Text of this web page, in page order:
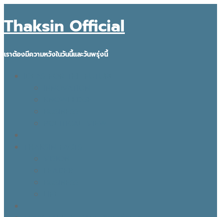
Thaksin Official
เราต้องมีความหวังในวันนี้และวันพรุ่งนี้